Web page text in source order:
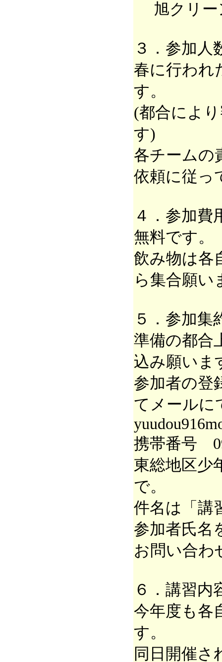
旭クリー
３．参加人
春に行われ
す。
(都合によ
す)
各チームの
依頼に従っ
４．参加費
無料です。
飲み物は各
ら集合願い
５．参加集
準備の都合
込み願いま
参加者の登
てメールに
携帯番号
東総地区少
で。
件名は「講
参加者氏名
お問い合わ
６．講習内
今年度も各
す。
同日開催さ